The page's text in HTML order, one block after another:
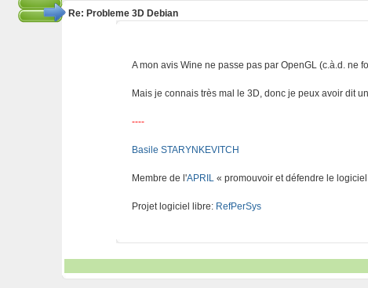
Re: Probleme 3D Debian
A mon avis Wine ne passe pas par OpenGL (c.à.d. ne
Mais je connais très mal le 3D, donc je peux avoir dit
----
Basile STARYNKEVITCH
Membre de l'APRIL « promouvoir et défendre le
Projet logiciel libre: RefPerSys